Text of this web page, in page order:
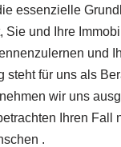
essenzielle
Sie und Ihre
und
steht für uns als
wir uns
Ihren Fall
.